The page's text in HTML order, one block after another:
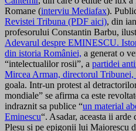
Romane (interviu Mediafax).
Revistei Tribuna (PDF aici), din
profesorului Constantin Barbu,
Adevarul despre EMINESCU.
din istoria României, a generat o
“intelectualilor rosii”, a partidei
Mircea Arman, directorul Tribunei,
goala. Intr-un protest al
mondiale” se afirma ca este
indraznit sa publice “un material
Eminescu“. Asadar, aceasta ii
Plesu si pe epigonii lui Maiorescu